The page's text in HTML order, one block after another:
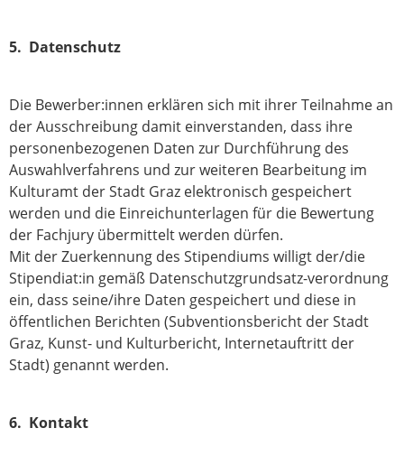
5. Datenschutz
Die Bewerber:innen erklären sich mit ihrer Teilnahme an
der Ausschreibung damit einverstanden, dass ihre
personenbezogenen Daten zur Durchführung des
Auswahlverfahrens und zur weiteren Bearbeitung im
Kulturamt der Stadt Graz elektronisch gespeichert
werden und die Einreichunterlagen für die Bewertung
der Fachjury übermittelt werden dürfen.
Mit der Zuerkennung des Stipendiums willigt der/die
Stipendiat:in gemäß Datenschutzgrundsatz-verordnung
ein, dass seine/ihre Daten gespeichert und diese in
öffentlichen Berichten (Subventionsbericht der Stadt
Graz, Kunst- und Kulturbericht, Internetauftritt der
Stadt) genannt werden.
6. Kontakt